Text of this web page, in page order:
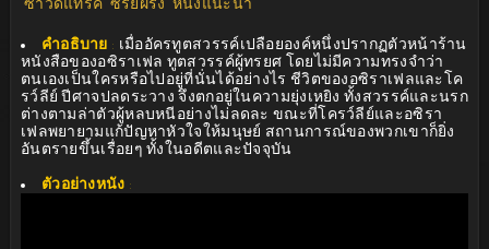
ซาวด์แทร็ค ซีรีย์ฝรั่ง หนังแนะนำ
คำอธิบาย : เมื่ออัครทูตสวรรค์เปลือยองค์หนึ่งปรากฏตัวหน้าร้าน
หนังสือของอซิราเฟล ทูตสวรรค์ผู้ทรยศ โดยไม่มีความทรงจำว่า
ตนเองเป็นใครหรือไปอยู่ที่นั่นได้อย่างไร ชีวิตของอซิราเฟลและโค
รว์ลีย์ ปีศาจปลดระวาง จึงตกอยู่ในความยุ่งเหยิง ทั้งสวรรค์และนรก
ต่างตามล่าตัวผู้หลบหนีอย่างไม่ลดละ ขณะที่โครว์ลีย์และอซิรา
เฟลพยายามแก้ปัญหาหัวใจให้มนุษย์ สถานการณ์ของพวกเขาก็ยิ่ง
อันตรายขึ้นเรื่อยๆ ทั้งในอดีตและปัจจุบัน
ตัวอย่างหนัง :